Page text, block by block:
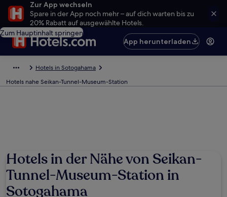
Zur App wechseln
Spare in der App noch mehr – auf dich warten bis zu
20% Rabatt auf ausgewählte Hotels.
Zum Hauptinhalt springen
App herunterladen
Hotels in Sotogahama
Hotels nahe Seikan-Tunnel-Museum-Station
Hotels in der Nähe von Seikan-
Tunnel-Museum-Station in
Sotogahama